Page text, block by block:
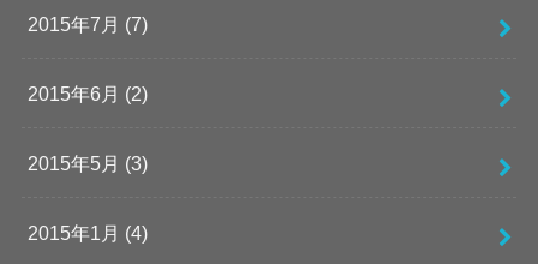
2015年7月 (7)
2015年6月 (2)
2015年5月 (3)
2015年1月 (4)